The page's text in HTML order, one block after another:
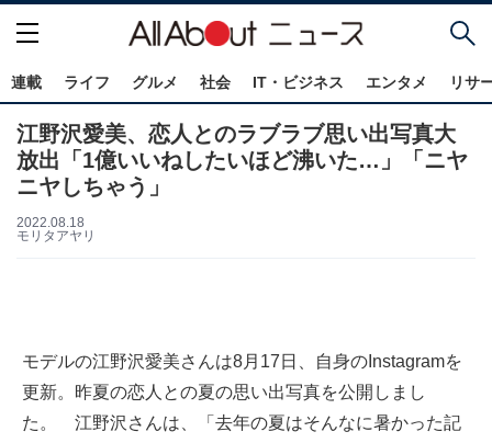
連載 ライフ グルメ 社会 IT・ビジネス エンタメ リサ
江野沢愛美、恋人とのラブラブ思い出写真大
放出「1億いいねしたいほど沸いた…」「ニヤ
ニヤしちゃう」
2022.08.18
モリタアヤリ
モデルの江野沢愛美さんは8月17日、自身のInstagramを
更新。昨夏の恋人との夏の思い出写真を公開しまし
た。 江野沢さんは、「去年の夏はそんなに暑かった記